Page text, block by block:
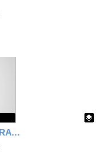
LOS NÚMEROS DE NUESTRA VIDA